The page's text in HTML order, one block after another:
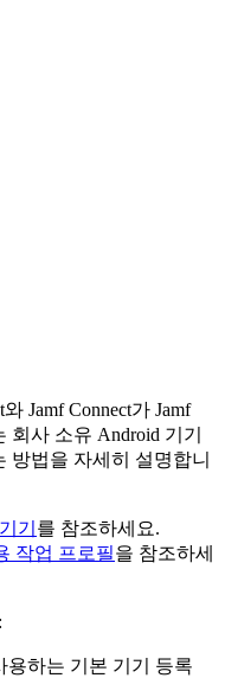
Jamf Connect가 Jamf
사 소유 Android 기기
방법을 자세히 설명합니
기 를 참조하세요.
작업 프로필을 참조하세
용하는 기본 기기 등록